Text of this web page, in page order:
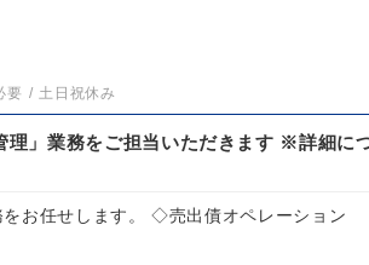
要 土日祝休み
理」業務をご担当いただきます ※詳細に
をお任せします。 ◇売出債オペレーション